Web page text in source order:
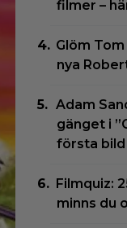
filmer –
Glöm
nya
Adam
gänget i
första bild
Filmquiz:
minns du